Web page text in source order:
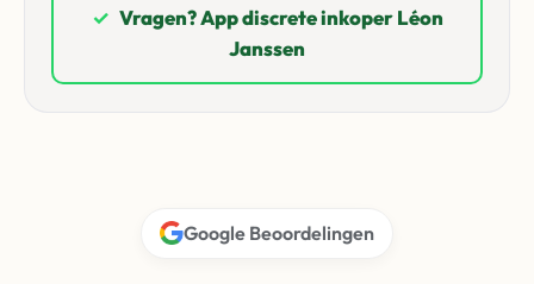
✓ Vragen? App discrete inkoper Léon
Janssen
Google Beoordelingen